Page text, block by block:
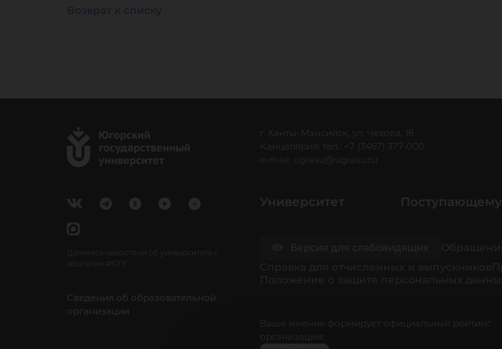
Возврат к списку
Делитесь новостями об университете с
хештегом #ЮГУ
Сведения об образовательной
организации
г. Ханты-Мансийск, ул. Чехова, 16
Канцелярия: тел.: +7 (3467) 377-000
e-mail:
ugrasu@ugrasu.ru
Университет Поступающему
Ваше мнение формирует официальный рейтинг
организации: